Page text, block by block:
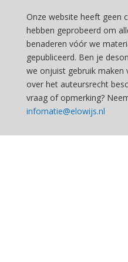
Onze website heeft geen
hebben geprobeerd om
benaderen vóór we
gepubliceerd. Ben je
we onjuist gebruik maken
over het auteursrecht
vraag of opmerking?
infomatie@elowijs.nl